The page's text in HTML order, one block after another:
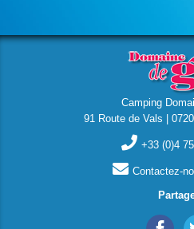
Camping
91 Route de Vals |
+33 (0)4
Contactez-